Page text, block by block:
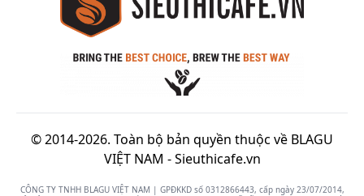
© 2014-2026. Toàn bộ bản quyền thuộc về BLAGU
VIỆT NAM -Sieuthicafe.vn
CÔNG TY TNHH BLAGU VIỆT NAM | GPĐKKD số 0312866443, cấp ngày 23/07/2014,